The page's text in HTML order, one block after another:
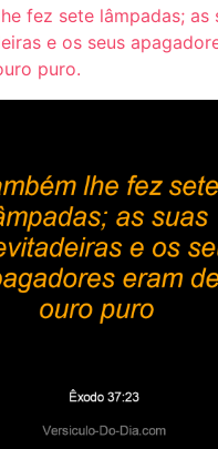
fez sete lâmpadas; as
e os seus
puro.